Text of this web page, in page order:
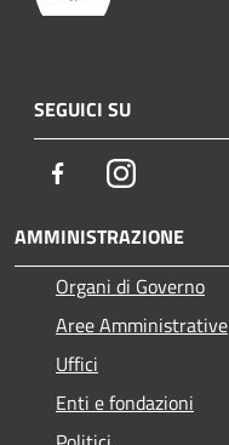
SEGUICI SU
FacebookInstagram
AMMINISTRAZIONE
Organi di Governo
Aree Amministrative
Uffici
Enti e fondazioni